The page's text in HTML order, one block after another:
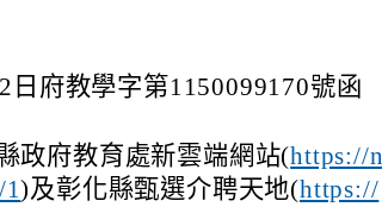
府教學字第1150099170號函
政府教育處新雲端網站(https://n
1)及彰化縣甄選介聘天地(https://